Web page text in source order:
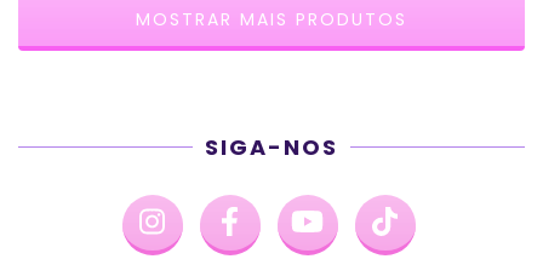
MOSTRAR MAIS PRODUTOS
SIGA-NOS